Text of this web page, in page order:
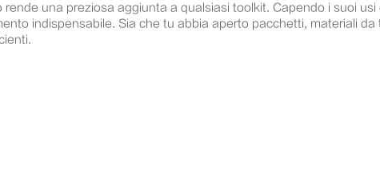
una preziosa aggiunta a qualsiasi toolkit. Capendo i suoi
indispensabile. Sia che tu abbia aperto pacchetti, materiali